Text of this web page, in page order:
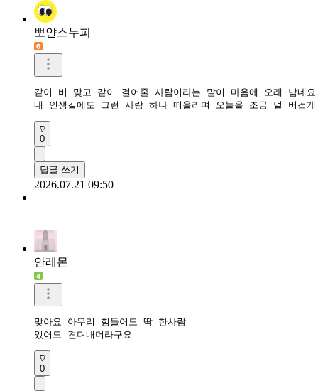
뽀얀스누피
같이 비 맞고 같이 걸어줄 사람이라는 말이 마음에 오래 남
내 인생길에도 그런 사람 하나 떠올리며 오늘을 조금 덜 버
0
답글 쓰기
2026.07.21 09:50
안레몬
맞아요 아무리 힘들어도 딱 한사람
있어도 견뎌내더라구요
0